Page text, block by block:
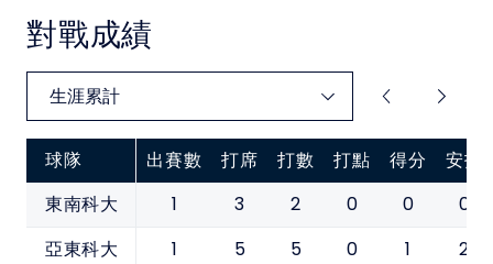
對戰成績
球隊 出賽數 打席 打數 打點 得分
安打
東南科大
1 3 2 0 0 0
亞東科大 1 5 5 0 1 2